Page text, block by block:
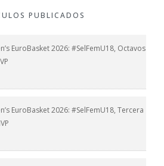
PUBLICADOS
EuroBasket 2026: #SelFemU18, Octavos
EuroBasket 2026: #SelFemU18, Tercera